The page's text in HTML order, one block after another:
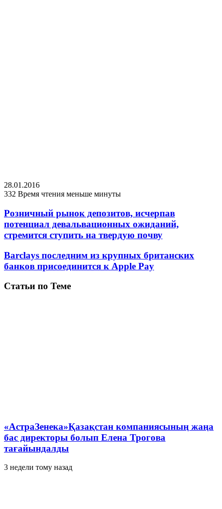
28.01.2016
332 Время чтения меньше минуты
Розничный рынок депозитов, исчерпав
потенциал девальвационных ожиданий,
стремится ступить на твердую почву
Barclays последним из крупных британских
банков присоединится к Apple Pay
Статьи по Теме
«АстраЗенека»Қазақстан компаниясының жаңа
бас директоры болып Елена Трогова
тағайындалды
3 недели тому назад